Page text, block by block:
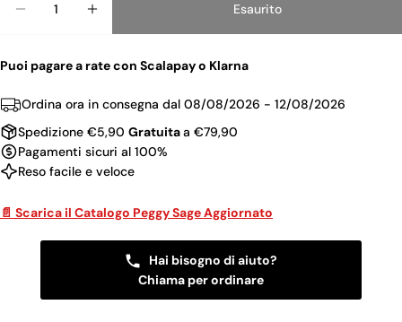
Esaurito
Puoi pagare a rate con Scalapay o Klarna
Ordina ora in consegna dal 08/08/2026 - 12/08/2026
Spedizione €5,90 Gratuitaa €79,90
Pagamenti sicuri al 100%
Reso facile e veloce
📄 Scarica il Catalogo Peggy Sage Aggiornato
Hai bisogno di aiuto?
Chiama per ordinare